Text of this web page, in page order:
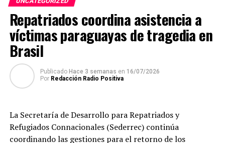
Presuntos clonadores de tarjetas son detenidos
NO SE PIERDA
Perforarán 11 pozos artesianos en CDE
Repatriados coordina asistencia a
víctimas paraguayas de tragedia en
Brasil
Publicado Hace 3 semanas en 16/07/2026
Por Redacción Radio Positiva
La Secretaría de Desarrollo para Repatriados y
Refugiados Connacionales (Sederrec) continúa
coordinando las gestiones para el retorno de los